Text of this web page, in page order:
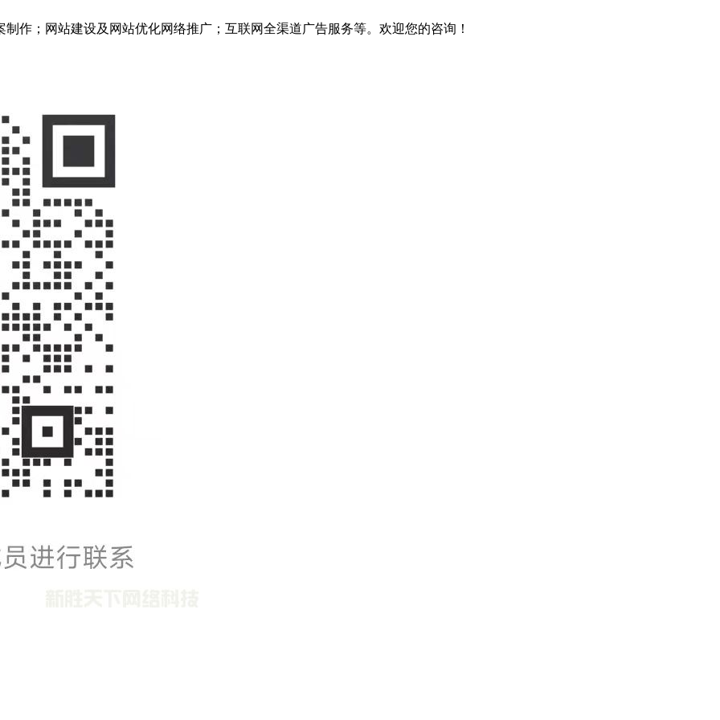
作；网站建设及网站优化网络推广；互联网全渠道广告服务等。欢迎您的咨询！